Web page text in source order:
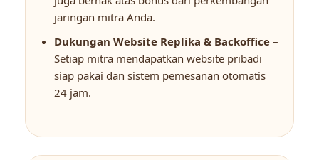
jaringan mitra Anda.
Dukungan Website Replika & Backoffice –
Setiap mitra mendapatkan website pribadi
siap pakai dan sistem pemesanan otomatis
24 jam.